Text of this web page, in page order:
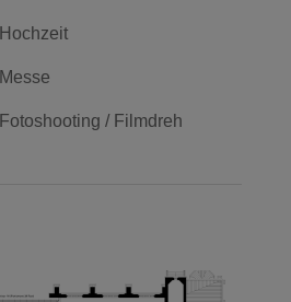
Hochzeit
Messe
Fotoshooting / Filmdreh